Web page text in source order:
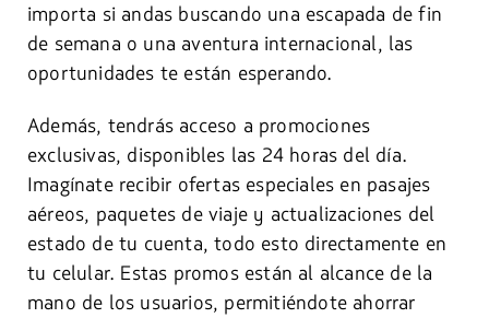
importa si andas buscando una escapada de fin
de semana o una aventura internacional, las
oportunidades te están esperando.
Además, tendrás acceso a promociones
exclusivas, disponibles las 24 horas del día.
Imagínate recibir ofertas especiales en pasajes
aéreos, paquetes de viaje y actualizaciones del
estado de tu cuenta, todo esto directamente en
tu celular. Estas promos están al alcance de la
mano de los usuarios, permitiéndote ahorrar